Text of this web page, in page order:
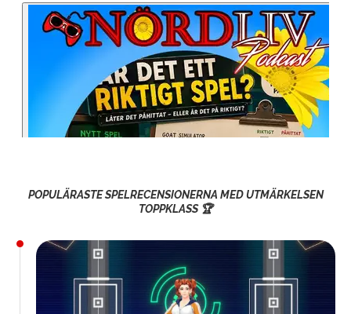
POPULÄRASTE SPELRECENSIONERNA MED UTMÄRKELSEN
TOPPKLASS 🏆